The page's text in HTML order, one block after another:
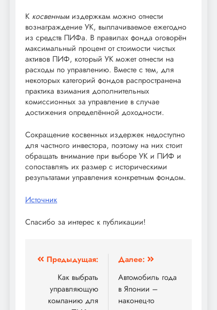
К косвенным издержкам можно отнести
вознаграждение УК, выплачиваемое ежегодно
из средств ПИФа. В правилах фонда оговорён
максимальный процент от стоимости чистых
активов ПИФ, который УК может отнести на
расходы по управлению. Вместе с тем, для
некоторых категорий фондов распространена
практика взимания дополнительных
комиссионных за управление в случае
достижения определённой доходности.
Сокращение косвенных издержек недоступно
для частного инвестора, поэтому на них стоит
обращать внимание при выборе УК и ПИФ и
сопоставлять их размер с историческими
результатами управления конкретным фондом.
Источник
Спасибо за интерес к публикации!
Навигация
записям
Предыдущая:
Как выбрать
управляющую
компанию для
Далее:
Автомобиль года
в Японии –
наконец-то